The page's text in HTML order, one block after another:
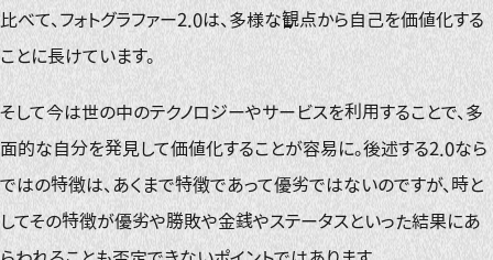
比べて、フォトグラファー2.0は、多様な観点から自己を価値化する
ことに長けています。
そして今は世の中のテクノロジーやサービスを利用することで、多
面的な自分を発見して価値化することが容易に。後述する2.0なら
ではの特徴は、あくまで特徴であって優劣ではないのですが、時と
してその特徴が優劣や勝敗や金銭やステータスといった結果にあ